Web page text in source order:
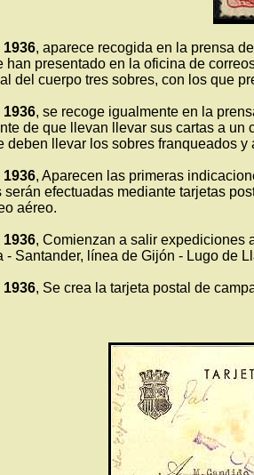
, aparece recogida en la prensa
han presentado en la oficina de
del cuerpo tres sobres, con los que
, se recoge igualmente en la
de que llevan llevar sus cartas a
deben llevar los sobres franqueados
, Aparecen las primeras
efectuadas mediante tarjetas
aéreo.
, Comienzan a salir expediciones
- Santander, línea de Gijón - Lugo de
, Se crea la tarjeta postal de